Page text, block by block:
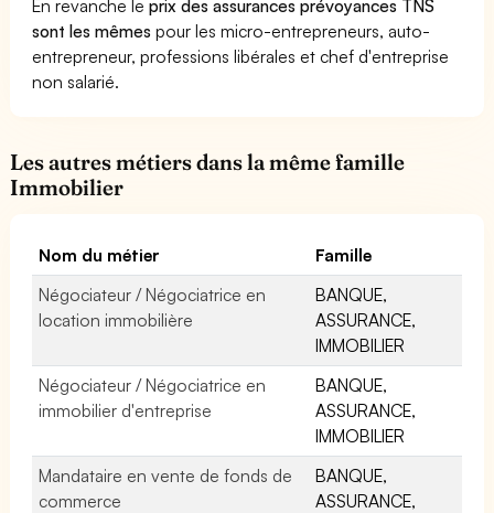
En revanche leprix des assurances prévoyances TNS
sont les mêmes pour les micro-entrepreneurs, auto-
entrepreneur, professions libérales et chef d'entreprise
non salarié.
Les autres métiers dans la même famille
Immobilier
Nom du métier
Famille
Négociateur / Négociatrice en
location immobilière
BANQUE,
ASSURANCE,
IMMOBILIER
Négociateur / Négociatrice en
immobilier d'entreprise
BANQUE,
ASSURANCE,
IMMOBILIER
Mandataire en vente de fonds de
commerce
BANQUE,
ASSURANCE,